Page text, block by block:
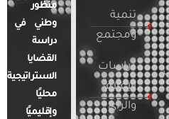
تنمية
ومجتمع
دراسات
الإعلام
والرأي
منظور
وطني في
دراسة
القضايا
الاستراتيجية
محليًا
وإقليميًا